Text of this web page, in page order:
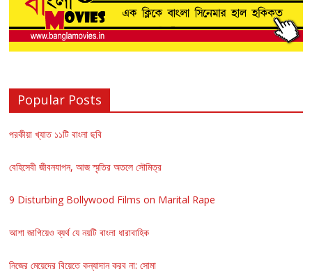
Popular Posts
পরকীয়া খ্যাত ১১টি বাংলা ছবি
বেহিসেবী জীবনযাপন, আজ স্মৃতির অতলে সৌমিত্র
9 Disturbing Bollywood Films on Marital Rape
আশা জাগিয়েও ব্যর্থ যে নয়টি বাংলা ধারাবাহিক
নিজের মেয়েদের বিয়েতে কন্যাদান করব না: সোমা